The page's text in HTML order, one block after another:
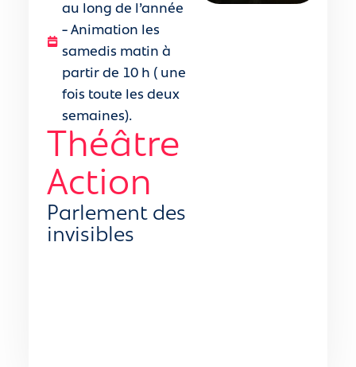
au long de l’année
- Animation les
samedis matin à
partir de 10 h ( une
fois toute les deux
semaines).
Théâtre
Action
Parlement des
invisibles